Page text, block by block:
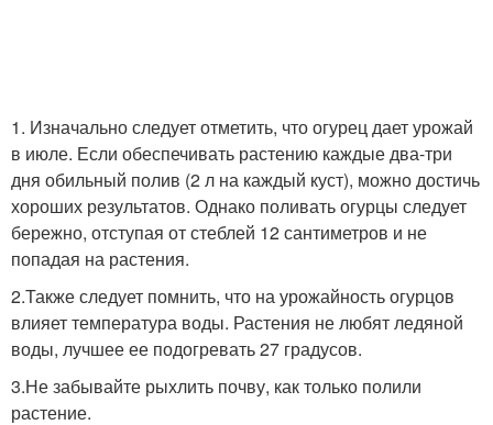
1. Изначально следует отметить, что огурец дает урожай
в июле. Если обеспечивать растению каждые два-три
дня обильный полив (2 л на каждый куст), можно достичь
хороших результатов. Однако поливать огурцы следует
бережно, отступая от стеблей 12 сантиметров и не
попадая на растения.
2.Также следует помнить, что на урожайность огурцов
влияет температура воды. Растения не любят ледяной
воды, лучшее ее подогревать 27 градусов.
3.Не забывайте рыхлить почву, как только полили
растение.